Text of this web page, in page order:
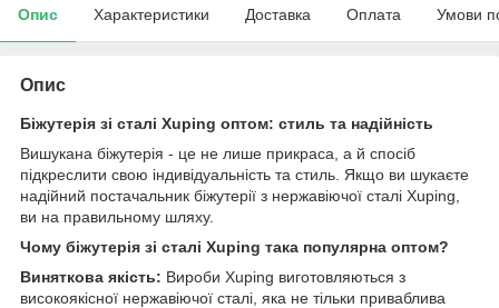
Опис Характеристики Доставка Оплата Умови
Опис
Біжутерія зі сталі Xuping оптом: стиль та надійність
Вишукана біжутерія - це не лише прикраса, а й спосіб
підкреслити свою індивідуальність та стиль. Якщо ви шукаєте
надійний постачальник біжутерії з нержавіючої сталі Xuping,
ви на правильному шляху.
Чому біжутерія зі сталі Xuping така популярна оптом?
Виняткова якість: Вироби Xuping виготовляються з
високоякісної нержавіючої сталі, яка не тільки приваблива